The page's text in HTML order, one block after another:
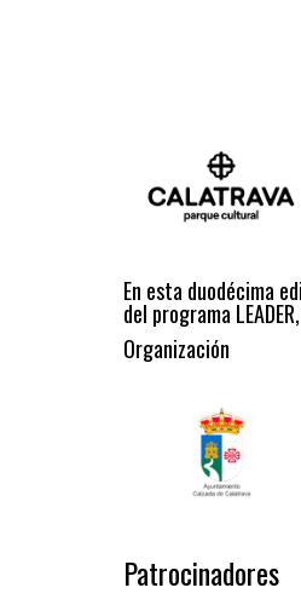
En esta duodécima
del programa
Organización
Patrocinadores